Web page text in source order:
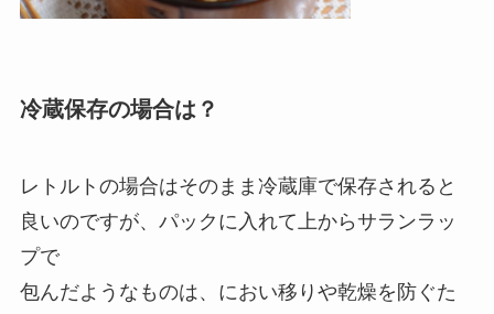
冷蔵保存の場合は？
レトルトの場合はそのまま冷蔵庫で保存されると
良いのですが、パックに入れて上からサランラッ
プで
包んだようなものは、におい移りや乾燥を防ぐた